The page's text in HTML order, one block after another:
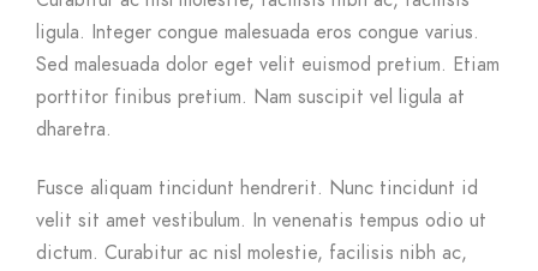
ligula. Integer congue malesuada eros congue varius.
Sed malesuada dolor eget velit euismod pretium. Etiam
porttitor finibus pretium. Nam suscipit vel ligula at
dharetra.
Fusce aliquam tincidunt hendrerit. Nunc tincidunt id
velit sit amet vestibulum. In venenatis tempus odio ut
dictum. Curabitur ac nisl molestie, facilisis nibh ac,